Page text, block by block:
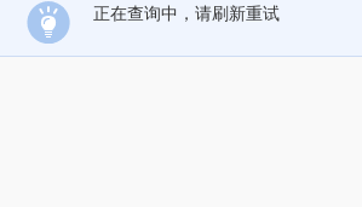
正在查询中，请刷新重试